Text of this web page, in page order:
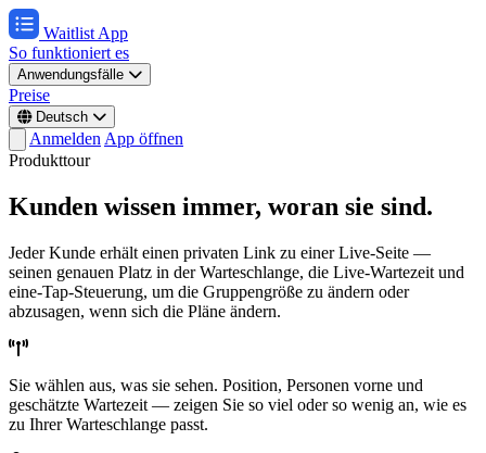
Waitlist App
So funktioniert es
Anwendungsfälle
Preise
Deutsch
Anmelden App öffnen
Produkttour
Kunden wissen immer, woran sie sind.
Jeder Kunde erhält einen privaten Link zu einer Live-Seite —
seinen genauen Platz in der Warteschlange, die Live-Wartezeit und
eine-Tap-Steuerung, um die Gruppengröße zu ändern oder
abzusagen, wenn sich die Pläne ändern.
Sie wählen aus, was sie sehen. Position, Personen vorne und
geschätzte Wartezeit — zeigen Sie so viel oder so wenig an, wie es
zu Ihrer Warteschlange passt.